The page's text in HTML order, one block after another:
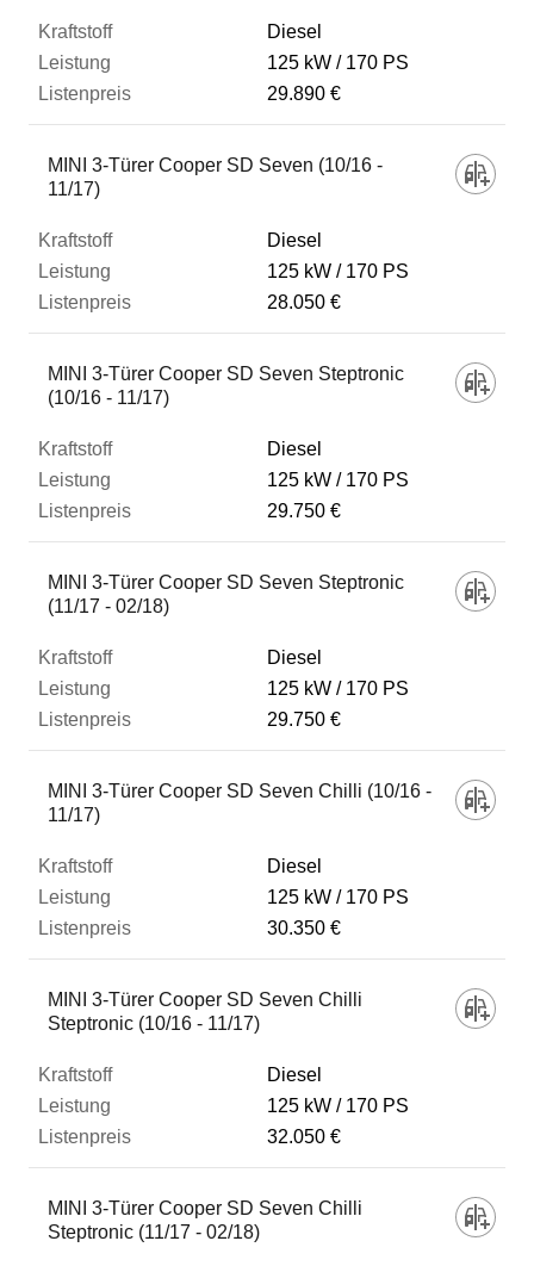
Diesel
125 kW
170 PS
29.890 €
MINI 3-Türer Cooper SD Seven (10/16 -
11/17)
Diesel
125 kW
170 PS
28.050 €
MINI 3-Türer Cooper SD Seven Steptronic
(10/16 - 11/17)
Diesel
125 kW
170 PS
29.750 €
MINI 3-Türer Cooper SD Seven Steptronic
(11/17 - 02/18)
Diesel
125 kW
170 PS
29.750 €
MINI 3-Türer Cooper SD Seven Chilli (10/16 -
11/17)
Diesel
125 kW
170 PS
30.350 €
MINI 3-Türer Cooper SD Seven Chilli
Steptronic (10/16 - 11/17)
Diesel
125 kW
170 PS
32.050 €
MINI 3-Türer Cooper SD Seven Chilli
Steptronic (11/17 - 02/18)